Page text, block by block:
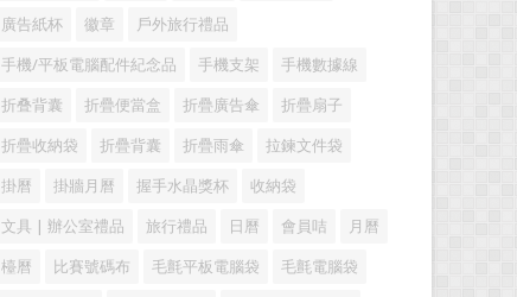
廣告紙杯 徽章 戶外旅行禮品
手機/平板電腦配件紀念品 手機支架 手機數據線
折叠背囊 折疊便當盒 折疊廣告傘 折疊扇子
折疊收納袋 折疊背囊 折疊雨傘 拉鍊文件袋
掛曆 掛牆月曆 握手水晶獎杯 收納袋
文具 | 辦公室禮品 旅行禮品 日曆 會員咭 月曆
檯曆 比賽號碼布 毛氈平板電腦袋 毛氈電腦袋